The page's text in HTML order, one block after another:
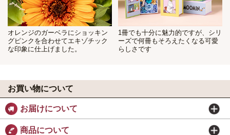
オレンジのガーベラにショッキン
グピンクを合わせてエキゾチック
な印象に仕上げました。
1冊でも十分に魅力的ですが、シリ
ーズで何冊もそろえたくなる可愛
らしさです
お買い物について
お届けについて
商品について